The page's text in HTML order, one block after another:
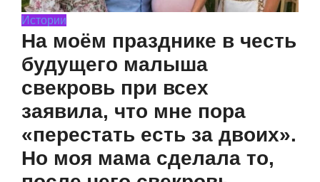
Истории
На моём празднике в честь
будущего малыша
свекровь при всех
заявила, что мне пора
«перестать есть за двоих».
Но моя мама сделала то,